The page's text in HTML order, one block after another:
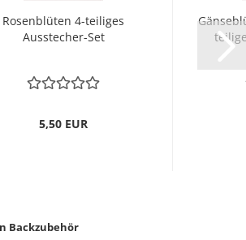
Rosenblüten 4-teiliges
Ausstecher-Set
5,50 EUR
Backzubehör